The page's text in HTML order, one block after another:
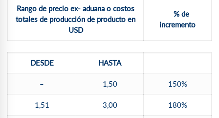
Rango de precio ex- aduana o costos
totales de producción de producto en
USD
% de
incremento
DESDE HASTA
– 1,50 150%
1,51 3,00 180%